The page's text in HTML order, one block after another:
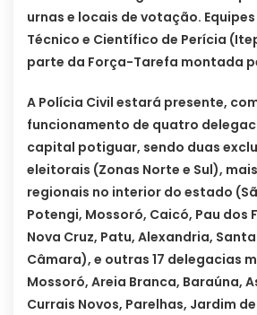
urnas e locais de votação.
Técnico e Científico de Perícia
parte da Força-Tarefa montada
A Polícia Civil estará presente,
funcionamento de quatro
capital potiguar, sendo duas
eleitorais (Zonas Norte e Sul),
regionais no interior do estado
Potengi, Mossoró, Caicó, Pau dos
Nova Cruz, Patu, Alexandria,
Câmara), e outras 17 delegacias
Mossoró, Areia Branca, Baraúna,
Currais Novos, Parelhas, Jardim